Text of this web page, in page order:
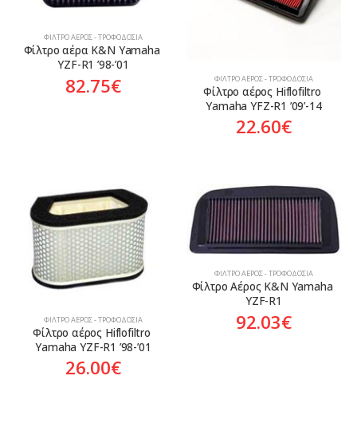
ΦΊΛΤΡΟ ΑΈΡΟΣ - ΤΡΟΦΟΔΟΣΊΑ
Φίλτρο αέρα K&N Yamaha
YZF-R1 ’98-’01
82.75€ ΦΊΛΤΡΟ ΑΈΡΟΣ - ΤΡΟΦΟΔΟΣΊΑ
Φίλτρο αέρος Hiflofiltro
Yamaha YFZ-R1 ’09’-14
22.60€
ΦΊΛΤΡΟ ΑΈΡΟΣ - ΤΡΟΦΟΔΟΣΊΑ
Φίλτρο αέρος Hiflofiltro
Yamaha YZF-R1 ’98-’01
26.00€
ΦΊΛΤΡΟ ΑΈΡΟΣ - ΤΡΟΦΟΔΟΣΊΑ
Φίλτρο Αέρος K&N Yamaha
YZF-R1
92.03€